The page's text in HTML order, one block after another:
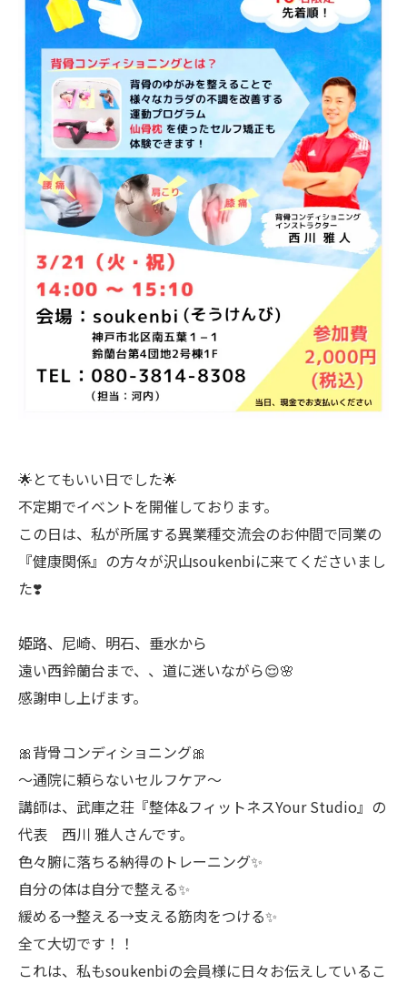
🌟とてもいい日でした🌟
不定期でイベントを開催しております。
この日は、私が所属する異業種交流会のお仲間で同業の
『健康関係』の方々が沢山soukenbiに来てくださいまし
た❣️
姫路、尼崎、明石、垂水から
遠い西鈴蘭台まで、、道に迷いながら😌🌸
感謝申し上げます。
🎀背骨コンディショニング🎀
〜通院に頼らないセルフケア〜
講師は、武庫之荘『整体&フィットネスYour Studio』の
代表 西川 雅人さんです。
色々腑に落ちる納得のトレーニング✨
自分の体は自分で整える✨
緩める→整える→支える筋肉をつける✨
全て大切です！！
これは、私もsoukenbiの会員様に日々お伝えしているこ